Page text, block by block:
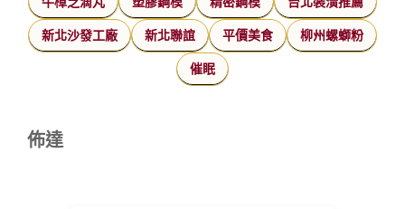
新北沙發工廠 新北聯誼 平價美食 柳州螺螄粉
催眠
佈達